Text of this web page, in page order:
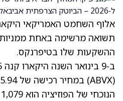
אלוף השחמט האמריקאי
ההשקעות שלו בטיפרנקס.
ב‑9 בינואר השנה היקארו קנה 85 מניות של אביבאקס
(ABVX)